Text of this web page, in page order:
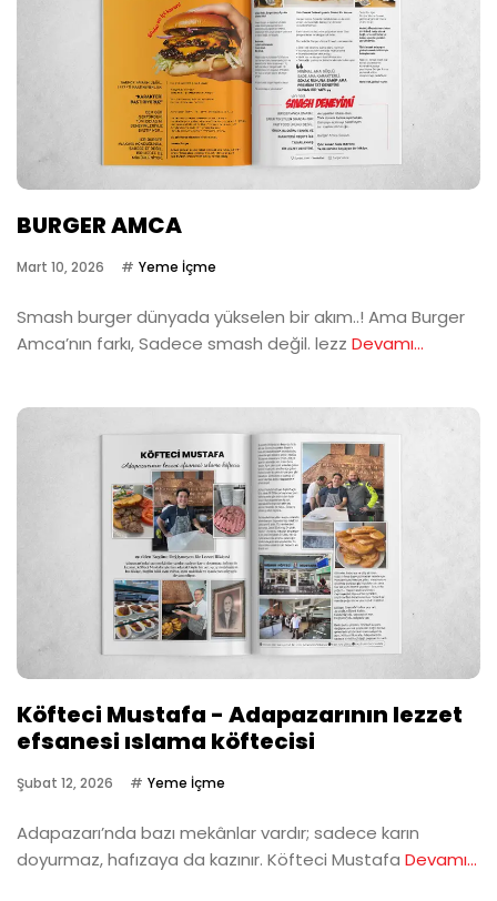
BURGER AMCA
Mart 10, 2026 Yeme İçme
Smash burger dünyada yükselen bir akım..! Ama Burger
Amca’nın farkı, Sadece smash değil. lezz Devamı...
Köfteci Mustafa - Adapazarının lezzet
efsanesi ıslama köftecisi
Şubat 12, 2026 Yeme İçme
Adapazarı’nda bazı mekânlar vardır; sadece karın
doyurmaz, hafızaya da kazınır. Köfteci Mustafa Devamı...